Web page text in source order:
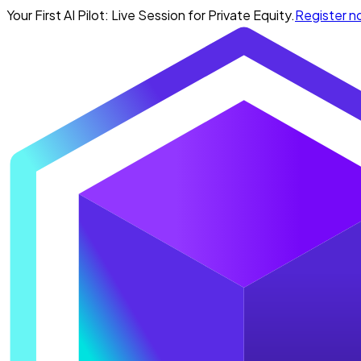
Your First AI Pilot: Live Session for Private Equity.Register